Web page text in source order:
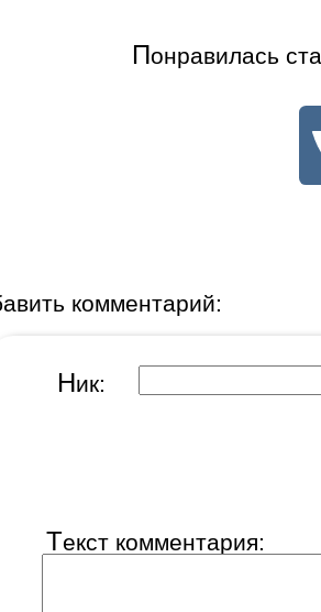
Понравилась
комментарий:
Ник:
Текст комментария: